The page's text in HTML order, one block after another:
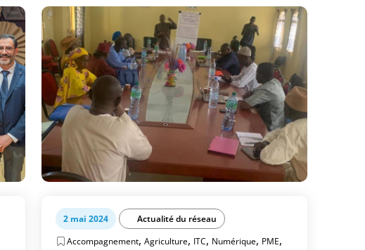
2 mai 2024
Actualité du réseau
Accompagnement,Agriculture, ITC, Numérique, PME,